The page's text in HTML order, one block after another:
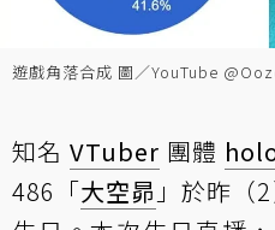
遊戲角落合成 圖／YouTube
知名VTuber 團體
486「大空昴 」於昨（